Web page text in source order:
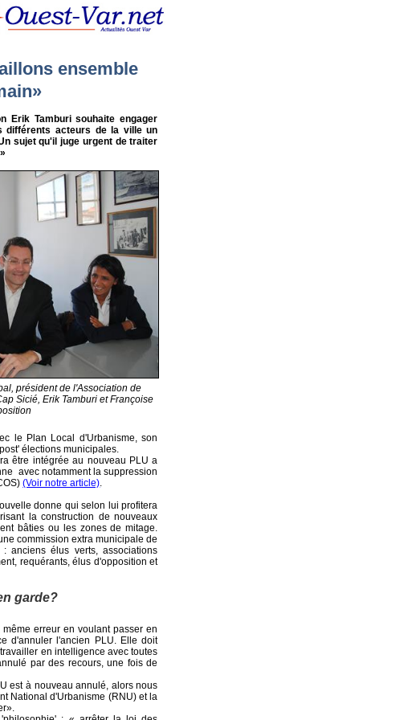
ensemble
Erik Tamburi souhaite engager
différents acteurs de la ville un
sujet qu'il juge urgent de traiter
président de l'Association de
Sicié, Erik Tamburi et Françoise
le Plan Local d'Urbanisme, son
élections municipales.
être intégrée au nouveau PLU a
avec notamment la suppression
(Voir notre article).
donne qui selon lui profitera
la construction de nouveaux
bâties ou les zones de mitage.
commission extra municipale de
anciens élus verts, associations
requérants, élus d'opposition et
garde?
erreur en voulant passer en
d'annuler l'ancien PLU. Elle doit
en intelligence avec toutes
par des recours, une fois de
est à nouveau annulé, alors nous
National d'Urbanisme (RNU) et la